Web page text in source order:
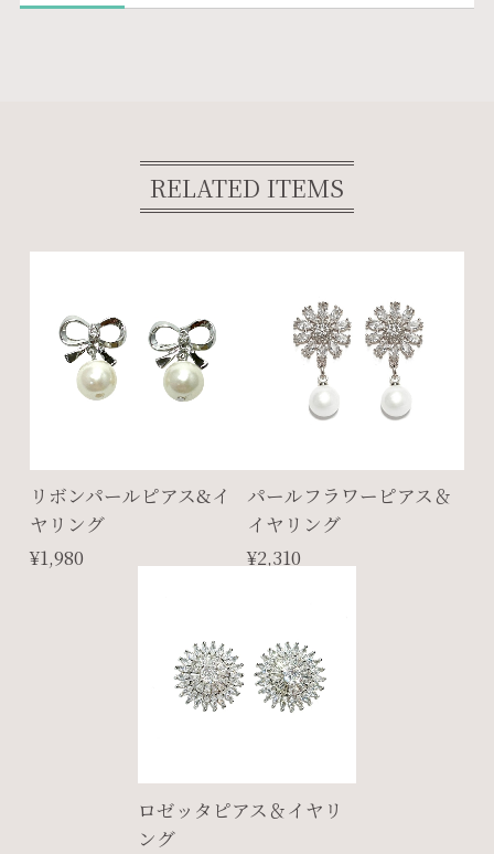
RELATED ITEMS
リボンパールピアス&イ
ヤリング
¥1,980
パールフラワーピアス＆
イヤリング
¥2,310
ロゼッタピアス＆イヤリ
ング